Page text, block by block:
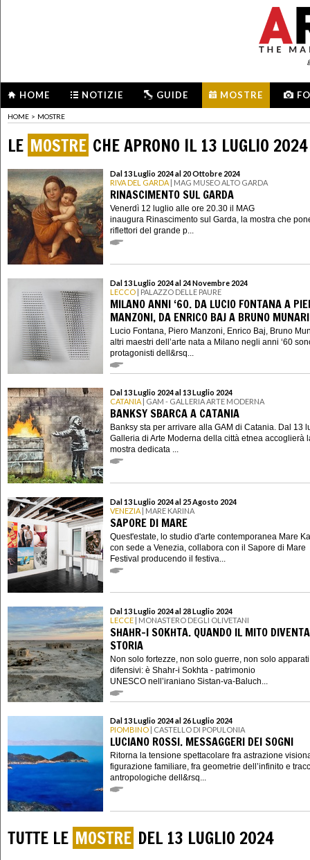
HOME NOTIZIE GUIDE MOSTRE
HOME > MOSTRE
LE MOSTRE CHE APRONO IL 13 LUGLIO 2024
Dal 13 Luglio 2024 al 20 Ottobre 2024
RIVA DEL GARDA | MAG MUSEO ALTO GARDA
RINASCIMENTO SUL GARDA
Venerdì 12 luglio alle ore 20.30 il MAG
inaugura Rinascimento sul Garda, la mostra che
riflettori del grande p...
Dal 13 Luglio 2024 al 24 Novembre 2024
LECCO | PALAZZO DELLE PAURE
MILANO ANNI ‘60. DA LUCIO FONTANA A
MANZONI, DA ENRICO BAJ A BRUNO MUNARI
Lucio Fontana, Piero Manzoni, Enrico Baj, Bruno
altri maestri dell’arte nata a Milano negli anni ‘60
protagonisti dell&rsq...
Dal 13 Luglio 2024 al 13 Luglio 2024
CATANIA | GAM - GALLERIA ARTE MODERNA
BANKSY SBARCA A CATANIA
Banksy sta per arrivare alla GAM di Catania. Dal 13
Galleria di Arte Moderna della città etnea accoglierà
mostra dedicata ...
Dal 13 Luglio 2024 al 25 Agosto 2024
VENEZIA | MARE KARINA
SAPORE DI MARE
Quest'estate, lo studio d'arte contemporanea Mare
con sede a Venezia, collabora con il Sapore di Mare
Festival producendo il festiva...
Dal 13 Luglio 2024 al 28 Luglio 2024
LECCE | MONASTERO DEGLI OLIVETANI
SHAHR-I SOKHTA. QUANDO IL MITO DIVENTA
STORIA
Non solo fortezze, non solo guerre, non solo apparati
difensivi: è Shahr-i Sokhta - patrimonio
UNESCO nell’iraniano Sistan-va-Baluch...
Dal 13 Luglio 2024 al 26 Luglio 2024
PIOMBINO | CASTELLO DI POPULONIA
LUCIANO ROSSI. MESSAGGERI DEI SOGNI
Ritorna la tensione spettacolare fra astrazione
figurazione familiare, fra geometrie dell’infinito e
antropologiche dell&rsq...
TUTTE LE MOSTRE DEL 13 LUGLIO 2024